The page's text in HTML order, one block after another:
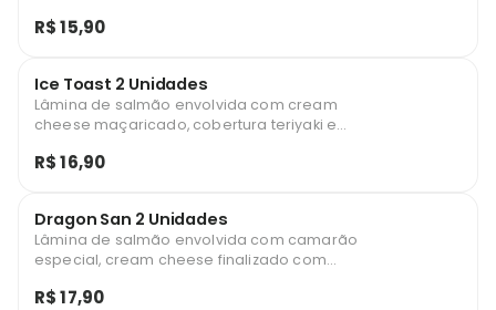
R$ 15,90
Ice Toast 2 Unidades
Lâmina de salmão envolvida com cream
cheese maçaricado, cobertura teriyaki e
R$ 16,90
Dragon San 2 Unidades
Lâmina de salmão envolvida com camarão
especial, cream cheese finalizado com
R$ 17,90